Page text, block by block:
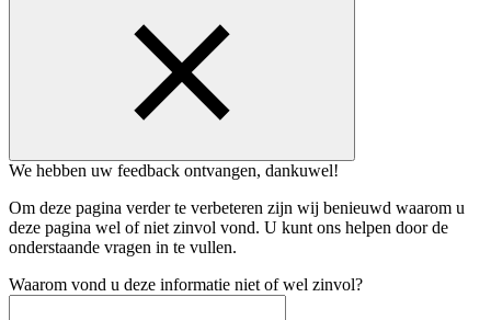
We hebben uw feedback ontvangen, dankuwel!
Om deze pagina verder te verbeteren zijn wij benieuwd waarom u
deze pagina wel of niet zinvol vond. U kunt ons helpen door de
onderstaande vragen in te vullen.
Waarom vond u deze informatie niet of wel zinvol?